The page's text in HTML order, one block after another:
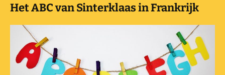
Het ABC van Sinterklaas in Frankrijk